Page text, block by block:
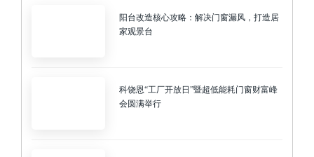
阳台改造核心攻略：解决门窗漏风，打造居
家观景台
科饶恩“工厂开放日”暨超低能耗门窗财富峰
会圆满举行